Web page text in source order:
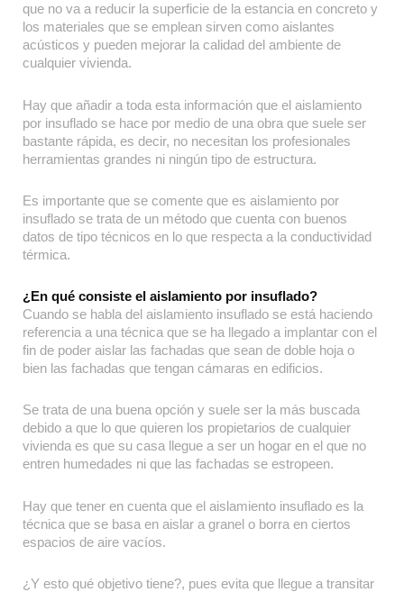
que no va a reducir la superficie de la estancia en concreto y
los materiales que se emplean sirven como aislantes
acústicos y pueden mejorar la calidad del ambiente de
cualquier vivienda.
Hay que añadir a toda esta información que el aislamiento
por insuflado se hace por medio de una obra que suele ser
bastante rápida, es decir, no necesitan los profesionales
herramientas grandes ni ningún tipo de estructura.
Es importante que se comente que es aislamiento por
insuflado se trata de un método que cuenta con buenos
datos de tipo técnicos en lo que respecta a la conductividad
térmica.
¿En qué consiste el aislamiento por insuflado?
Cuando se habla del aislamiento insuflado se está haciendo
referencia a una técnica que se ha llegado a implantar con el
fin de poder aislar las fachadas que sean de doble hoja o
bien las fachadas que tengan cámaras en edificios.
Se trata de una buena opción y suele ser la más buscada
debido a que lo que quieren los propietarios de cualquier
vivienda es que su casa llegue a ser un hogar en el que no
entren humedades ni que las fachadas se estropeen.
Hay que tener en cuenta que el aislamiento insuflado es la
técnica que se basa en aislar a granel o borra en ciertos
espacios de aire vacíos.
¿Y esto qué objetivo tiene?, pues evita que llegue a transitar